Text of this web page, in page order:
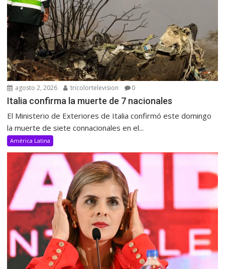
agosto 2, 2026 tricolortelevision 0
Italia confirma la muerte de 7 nacionales
El Ministerio de Exteriores de Italia confirmó este domingo
la muerte de siete connacionales en el...
América Latina